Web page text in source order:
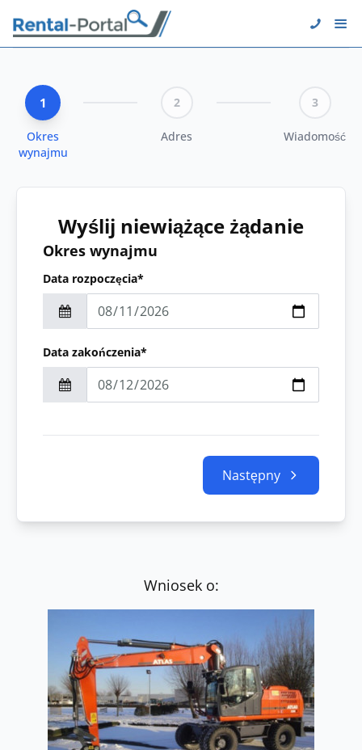
1
Okres
wynajmu
2
Adres
3
Wiadomość
Wyślij niewiążące żądanie
Okres wynajmu
Data rozpoczęcia*
Data zakończenia*
Następny
Wniosek o: